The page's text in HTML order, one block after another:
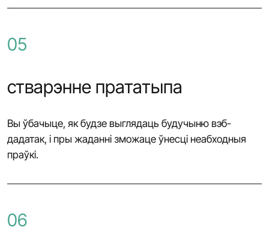
05
стварэнне прататыпа
Вы ўбачыце, як будзе выглядаць будучыню вэб-
дадатак, і пры жаданні зможаце ўнесці неабходныя
праўкі.
06